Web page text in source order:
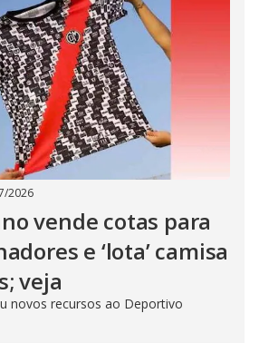
2026
vende cotas para
e ‘lota’ camisa
veja
novos recursos ao Deportivo